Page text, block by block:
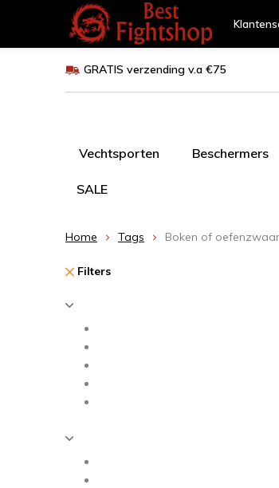
GRATIS verzending v.a €75
Vechtsporten Beschermers
SALE
Home Tags Boken of
Filters